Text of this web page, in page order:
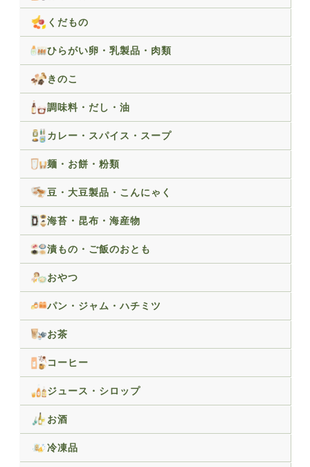
くだもの
ひらがい卵・乳製品・肉類
きのこ
調味料・だし・油
カレー・スパイス・スープ
麺・お餅・粉類
豆・大豆製品・こんにゃく
海苔・昆布・海産物
漬もの・ご飯のおとも
おやつ
パン・ジャム・ハチミツ
お茶
コーヒー
ジュース・シロップ
お酒
冷凍品